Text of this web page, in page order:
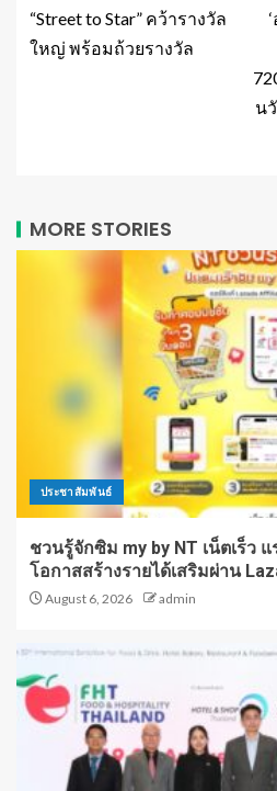
“Street to Star” คว้ารางวัล
ใหญ่ พร้อมถ้วยรางวัล
น
MORE STORIES
ประชาสัมพันธ์
ชวนรู้จักซิม my by NT เน็ตเร็ว
โอกาสสร้างรายได้เสริมผ่าน
August 6, 2026 admin